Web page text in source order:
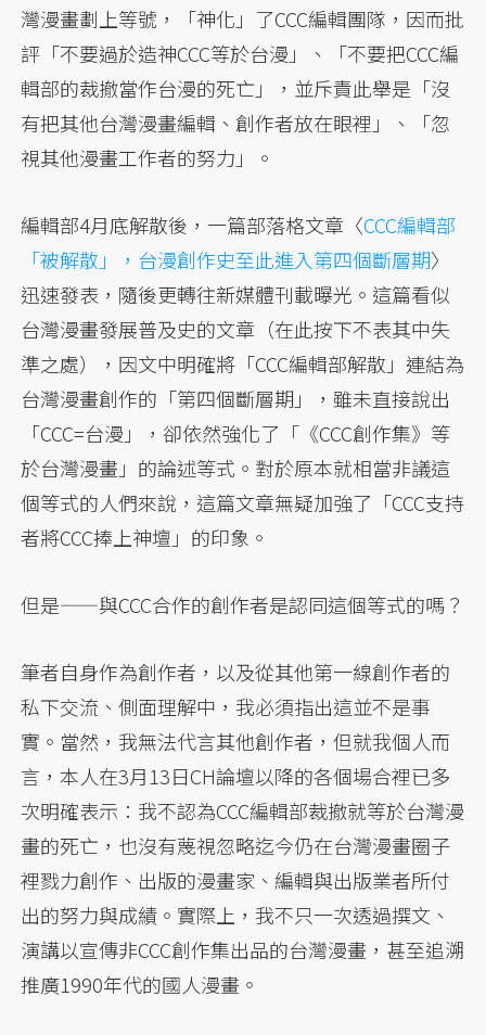
灣漫畫劃上等號，「神化」了CCC編輯團隊，因而批
評「不要過於造神CCC等於台漫」、「不要把CCC編
輯部的裁撤當作台漫的死亡」，並斥責此舉是「沒
有把其他台灣漫畫編輯、創作者放在眼裡」、「忽
視其他漫畫工作者的努力」。
編輯部4月底解散後，一篇部落格文章〈CCC編輯部
「被解散」，台漫創作史至此進入第四個斷層期〉
迅速發表，隨後更轉往新媒體刊載曝光。這篇看似
台灣漫畫發展普及史的文章（在此按下不表其中失
準之處），因文中明確將「CCC編輯部解散」連結為
台灣漫畫創作的「第四個斷層期」，雖未直接說出
「CCC=台漫」，卻依然強化了「《CCC創作集》等
於台灣漫畫」的論述等式。對於原本就相當非議這
個等式的人們來說，這篇文章無疑加強了「CCC支持
者將CCC捧上神壇」的印象。
但是——與CCC合作的創作者是認同這個等式的嗎？
筆者自身作為創作者，以及從其他第一線創作者的
私下交流、側面理解中，我必須指出這並不是事
實。當然，我無法代言其他創作者，但就我個人而
言，本人在3月13日CH論壇以降的各個場合裡已多
次明確表示：我不認為CCC編輯部裁撤就等於台灣漫
畫的死亡，也沒有蔑視忽略迄今仍在台灣漫畫圈子
裡戮力創作、出版的漫畫家、編輯與出版業者所付
出的努力與成績。實際上，我不只一次透過撰文、
演講以宣傳非CCC創作集出品的台灣漫畫，甚至追溯
推廣1990年代的國人漫畫。